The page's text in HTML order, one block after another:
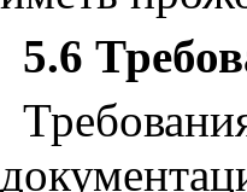
5.6